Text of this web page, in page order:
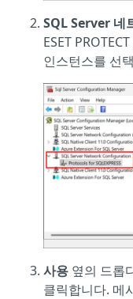
SQL Server 네
ESET
인스턴스를 선
사용 옆의 드롭
클릭합니다. 메